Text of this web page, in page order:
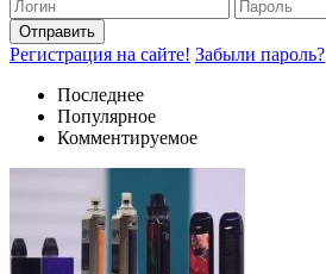
Отправить
Регистрация на сайте! Забыли пароль?
Последнее
Популярное
Комментируемое